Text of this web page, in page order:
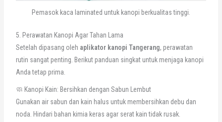
Pemasok kaca laminated untuk kanopi berkualitas tinggi.
5. Perawatan Kanopi Agar Tahan Lama
Setelah dipasang oleh aplikator kanopi Tangerang, perawatan
rutin sangat penting. Berikut panduan singkat untuk menjaga kanopi
Anda tetap prima.
🧼 Kanopi Kain: Bersihkan dengan Sabun Lembut
Gunakan air sabun dan kain halus untuk membersihkan debu dan
noda. Hindari bahan kimia keras agar serat kain tidak rusak.